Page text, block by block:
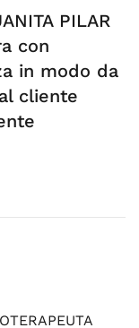
PILAR
con
in modo da
cliente